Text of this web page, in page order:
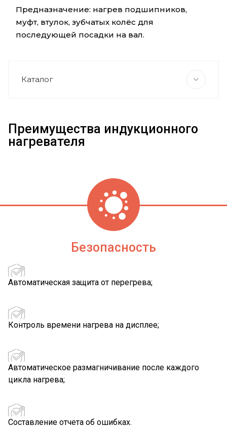
Предназначение: нагрев подшипников,
муфт, втулок, зубчатых колёс для
последующей посадки на вал.
Каталог
Преимущества индукционного
нагревателя
Безопасность
Автоматическая защита от перегрева;
Контроль времени нагрева на дисплее;
Автоматическое размагничивание после каждого
цикла нагрева;
Составление отчета об ошибках.